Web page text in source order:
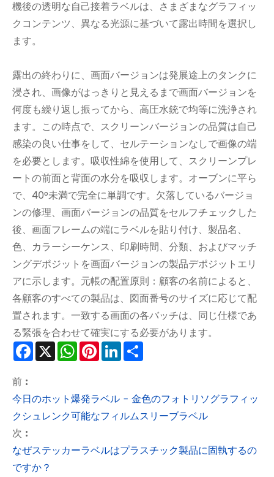
機後の透明な自己接着ラベルは、さまざまなグラフィッ
クコンテンツ、異なる光源に基づいて露出時間を選択し
ます。
露出の終わりに、画面バージョンは発展途上のタンクに
浸され、画像がはっきりと見えるまで画面バージョンを
何度も繰り返し振ってから、高圧水銃で均等に洗浄され
ます。この時点で、スクリーンバージョンの品質は自己
感染の良い仕事をして、セルテーションなしで画像の端
を必要とします。吸収性綿を使用して、スクリーンプレ
ートの前面と背面の水分を吸収します。オーブンに平ら
で、40°未満で完全に単調です。欠落しているバージョ
ンの修理、画面バージョンの品質をセルフチェックした
後、画面フレームの端にラベルを貼り付け、製品名、
色、カラーシーケンス、印刷時間、分類、およびマッチ
ングデポジットを画面バージョンの製品デポジットエリ
アに示します。元帳の配置原則：顧客の名前によると、
各顧客のすべての製品は、図面番号のサイズに応じて配
置されます。一致する画面の各バッチは、同じ仕様であ
る緊張を合わせて確実にする必要があります。
Facebook
X WhatsApp
Pinterest
LinkedIn
前 :
今日のホット爆発ラベル - 金色のフォトリソグラフィッ
クシュレンク可能なフィルムスリーブラベル
次 :
なぜステッカーラベルはプラスチック製品に固執するの
ですか？